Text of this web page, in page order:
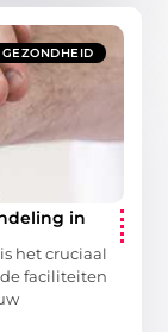
GEZONDHEID
in
het cruciaal
faciliteiten